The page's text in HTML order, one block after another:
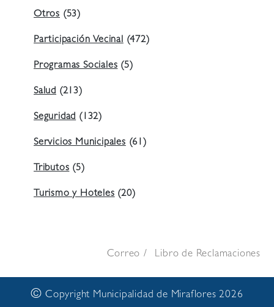
Otros (53)
Participación Vecinal(472)
Programas Sociales(5)
Salud (213)
Seguridad(132)
Servicios Municipales(61)
Tributos(5)
Turismo y Hoteles(20)
Correo Libro de Reclamaciones
© Copyright Municipalidad de Miraflores 2026